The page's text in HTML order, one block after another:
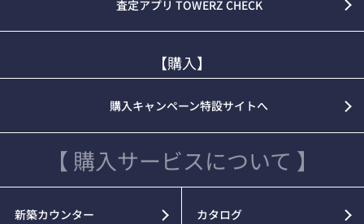
査定アプリ TOWERZ CHECK
【購入】
購入キャンペーン特設サイトへ
【 購入サービスについて 】
新築カウンター カタログ